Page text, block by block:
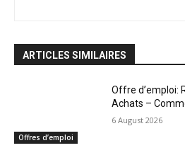
ARTICLES SIMILAIRES
Offres d’emploi
Offre d’emploi:
Achats –
6 August 2026